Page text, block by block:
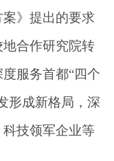
》提出的要求
合作研究院转
服务首都“四个
形成新格局，深
技领军企业等